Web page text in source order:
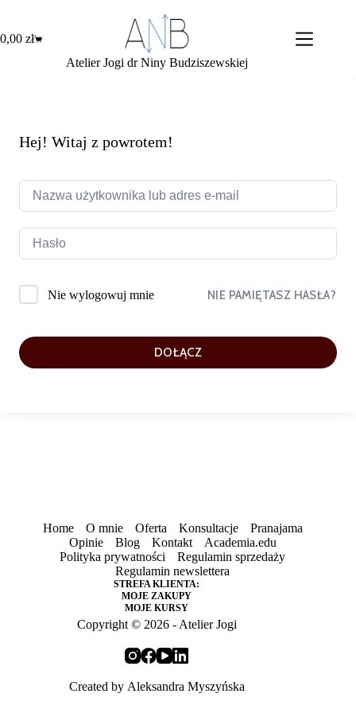
treści
Koszyk
0,00 zł
Atelier Jogi dr Niny Budziszewskiej
Hej! Witaj z powrotem!
Nie wylogowuj mnie NIE PAMIĘTASZ HASŁA?
DOŁĄCZ
Home O mnie Oferta Konsultacje
Pranajama
Opinie
Blog Kontakt
Academia.edu
Polityka prywatności
Regulamin sprzedaży
Regulamin newslettera
STREFA KLIENTA:
MOJE ZAKUPY
MOJE KURSY
Copyright © 2026 - Atelier Jogi
Created by Aleksandra Myszyńska